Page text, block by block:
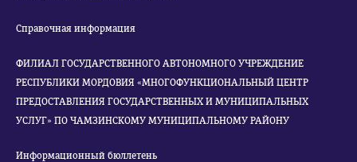
Справочная информация
ФИЛИАЛ ГОСУДАРСТВЕННОГО АВТОНОМНОГО УЧРЕЖДЕНИЕ
РЕСПУБЛИКИ МОРДОВИЯ «МНОГОФУНКЦИОНАЛЬНЫЙ ЦЕНТР
ПРЕДОСТАВЛЕНИЯ ГОСУДАРСТВЕННЫХ И МУНИЦИПАЛЬНЫХ
УСЛУГ» ПО ЧАМЗИНСКОМУ МУНИЦИПАЛЬНОМУ РАЙОНУ
Информационный бюллетень